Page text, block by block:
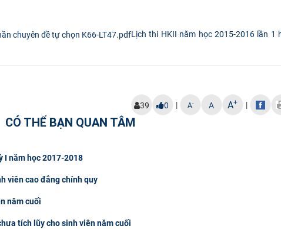
Lịch thi HKII năm học 2015-2016 lần 1
39 0 | A- A A+ |
CÓ THỂ BẠN QUAN TÂM
I năm học 2017-2018
viên cao đẳng chính quy
năm cuối
tích lũy cho sinh viên năm cuối